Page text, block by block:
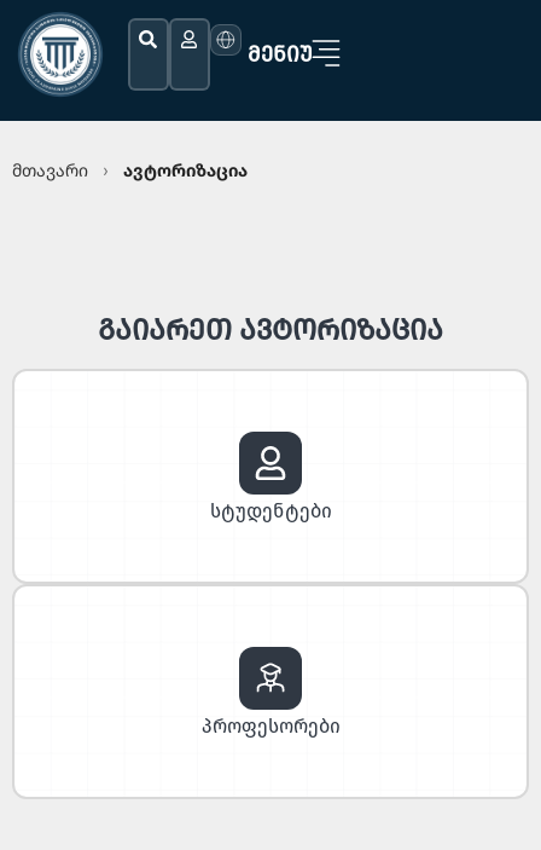
ᲛᲔᲜᲘᲣ
მთავარი › ავტორიზაცია
გაიარეთ ავტორიზაცია
სტუდენტები
პროფესორები